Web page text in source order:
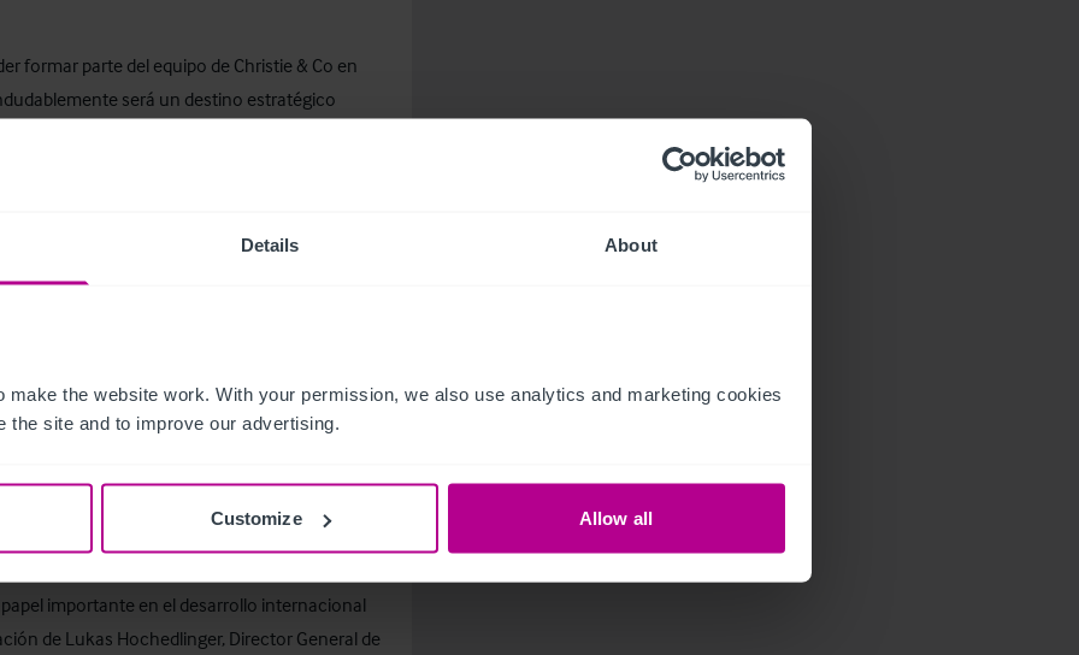
Details About
make the website work. With your permission, we also use analytics and marketing cookies
the site and to improve our advertising.
Customize Allow all
formar parte del equipo de Christie & Co en
será un destino estratégico
impulsar la reactivación del mercado
que nos ofrece esta nueva etapa que
la crisis financiera e inmobiliaria que hemos
confianza a los inversores nacionales e
madrileño y español.”
en su equipo internacional, que reflejan
Andreas Scriven fue nombrado
esfuerzo a revisar y trabajar conjuntamente
dedicado al mercado asiático y a
sino también de Estocolmo e Irlanda. El
a Christie & Co ofrecer a sus clientes
locales, sino que gozan de alcance global.
importante en el desarrollo internacional
de Lukas Hochedlinger, Director General de